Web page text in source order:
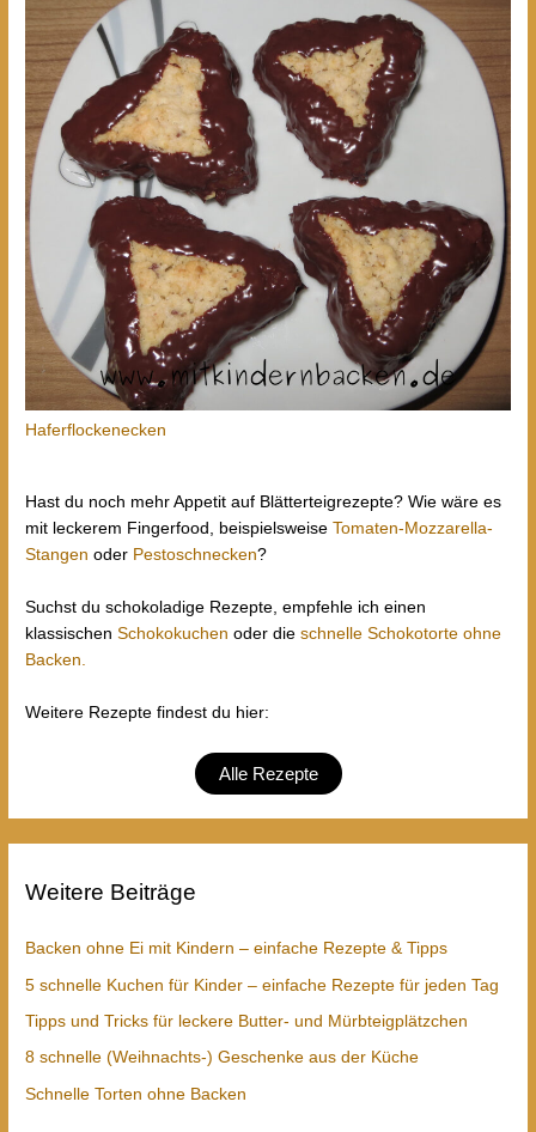
Haferflockenecken
Hast du noch mehr Appetit auf Blätterteigrezepte? Wie wäre es
mit leckerem Fingerfood, beispielsweiseTomaten-Mozzarella-
Stangen oder Pestoschnecken?
Suchst du schokoladige Rezepte, empfehle ich einen
klassischenSchokokuchen oder dieschnelle Schokotorte ohne
Backen.
Weitere Rezepte findest du hier:
Alle Rezepte
Weitere Beiträge
Backen ohne Ei mit Kindern – einfache Rezepte & Tipps
5 schnelle Kuchen für Kinder – einfache Rezepte für jeden Tag
Tipps und Tricks für leckere Butter- und Mürbteigplätzchen
8 schnelle (Weihnachts-) Geschenke aus der Küche
Schnelle Torten ohne Backen